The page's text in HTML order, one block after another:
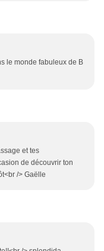
le monde fabuleux de B
et tes
de découvrir ton
/> Gaëlle